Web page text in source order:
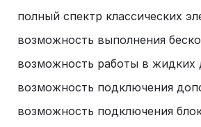
полный спектр классических
возможность выполнения
возможность работы в жидких
возможность подключения
возможность подключения